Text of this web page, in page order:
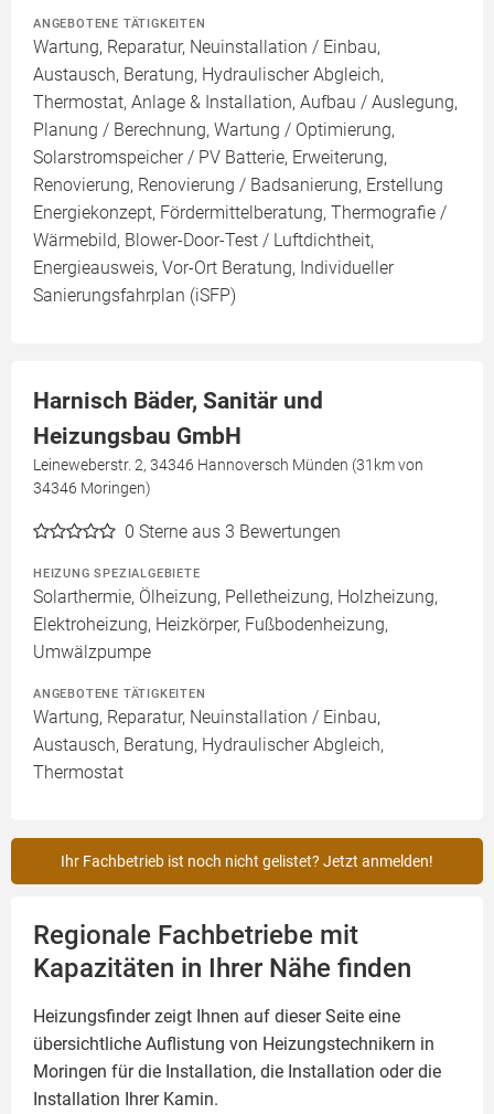
ANGEBOTENE TÄTIGKEITEN
Wartung, Reparatur, Neuinstallation / Einbau,
Austausch, Beratung, Hydraulischer Abgleich,
Thermostat, Anlage & Installation, Aufbau / Auslegung,
Planung / Berechnung, Wartung / Optimierung,
Solarstromspeicher / PV Batterie, Erweiterung,
Renovierung, Renovierung / Badsanierung, Erstellung
Energiekonzept, Fördermittelberatung, Thermografie /
Wärmebild, Blower-Door-Test / Luftdichtheit,
Energieausweis, Vor-Ort Beratung, Individueller
Sanierungsfahrplan (iSFP)
Harnisch Bäder, Sanitär und
Heizungsbau GmbH
Leineweberstr. 2, 34346 Hannoversch Münden (31km von
34346 Moringen)
0 Sterne aus 3 Bewertungen
HEIZUNG SPEZIALGEBIETE
Solarthermie, Ölheizung, Pelletheizung, Holzheizung,
Elektroheizung, Heizkörper, Fußbodenheizung,
Umwälzpumpe
ANGEBOTENE TÄTIGKEITEN
Wartung, Reparatur, Neuinstallation / Einbau,
Austausch, Beratung, Hydraulischer Abgleich,
Thermostat
Ihr Fachbetrieb ist noch nicht gelistet? Jetzt anmelden!
Regionale Fachbetriebe mit
Kapazitäten in Ihrer Nähe finden
Heizungsfinder zeigt Ihnen auf dieser Seite eine
übersichtliche Auflistung von Heizungstechnikern in
Moringen für die Installation, die Installation oder die
Installation Ihrer Kamin.